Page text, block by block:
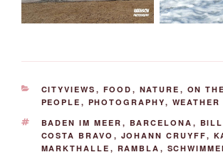
KATEGORIEN
CITYVIEWS , FOOD , NATURE , ON
PEOPLE , PHOTOGRAPHY, WEATHER
SCHLAGWÖRTER
BADEN IM MEER , BARCELONA ,
COSTA BRAVO , JOHANN CRUYFF,
MARKTHALLE , RAMBLA ,